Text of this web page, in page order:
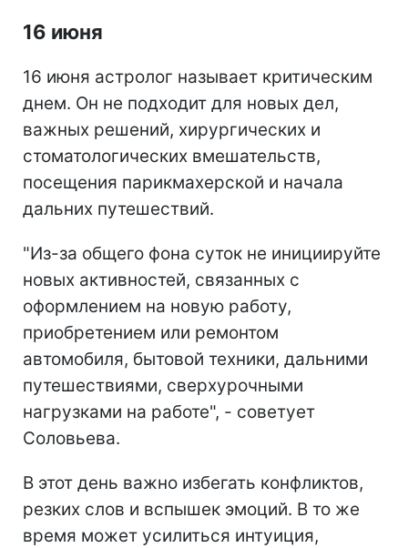
16 июня
16 июня астролог называет критическим
днем. Он не подходит для новых дел,
важных решений, хирургических и
стоматологических вмешательств,
посещения парикмахерской и начала
дальних путешествий.
"Из-за общего фона суток не инициируйте
новых активностей, связанных с
оформлением на новую работу,
приобретением или ремонтом
автомобиля, бытовой техники, дальними
путешествиями, сверхурочными
нагрузками на работе", - советует
Соловьева.
В этот день важно избегать конфликтов,
резких слов и вспышек эмоций. В то же
время может усилиться интуиция,